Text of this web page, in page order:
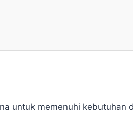
untuk memenuhi kebutuhan